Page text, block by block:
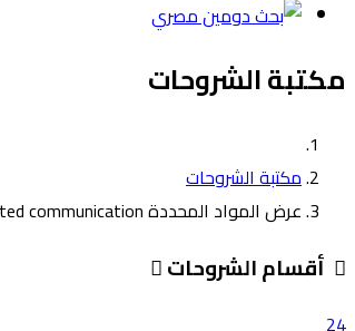
مكتبة الشروحات
مكتبة الشروحات
عرض المواد المحددة encrypted communication
أقسام الشروحات